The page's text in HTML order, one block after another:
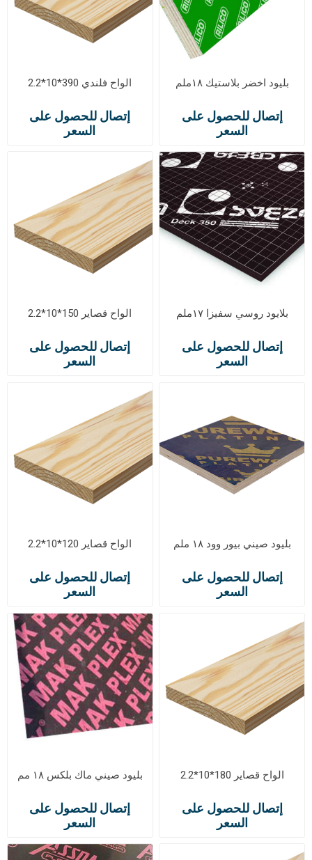
بليود اخضر بلاستيك ١٨ملم
إتصال للحصول على
السعر
الواح فلندي 390*10*2.2
إتصال للحصول على
السعر
بلايود روسي سفيزا ١٧ملم
إتصال للحصول على
السعر
الواح قصاير 150*10*2.2
إتصال للحصول على
السعر
بليود صيني بيور وود ١٨ ملم
إتصال للحصول على
السعر
الواح قصاير 120*10*2.2
إتصال للحصول على
السعر
الواح قصاير 180*10*2.2
إتصال للحصول على
السعر
بليود صيني ماك بلكس ١٨ مم
إتصال للحصول على
السعر